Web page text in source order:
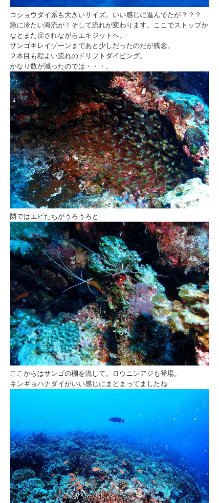
コショウダイ系も大きいサイズ。いい感じに進んでたが？？？
急に冷たい海流が！そして流れが変わります。ここでストップか
なとまた戻されながらエキジットへ。
サンゴキレイゾーンまであと少しだったのだが残念。
２本目も程よい流れのドリフトダイビング。
かなり数が減ったのでは・・・。
隣ではエビたちがうろうろと
ここからはサンゴの棚を流して。ロウニンアジも登場。
キンギョハナダイがいい感じにまとまってましたね